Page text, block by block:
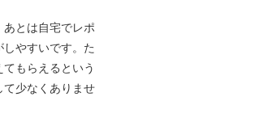
とは自宅でレポ
やすいです。た
もらえるという
て少なくありませ